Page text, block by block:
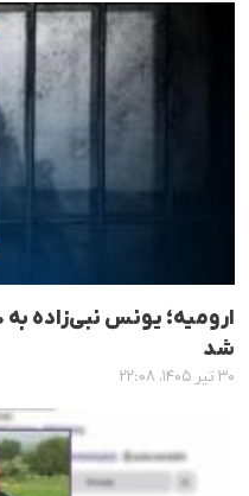
شد
۳۰ تیر ۱۴۰۵، ۲۲:۰۸